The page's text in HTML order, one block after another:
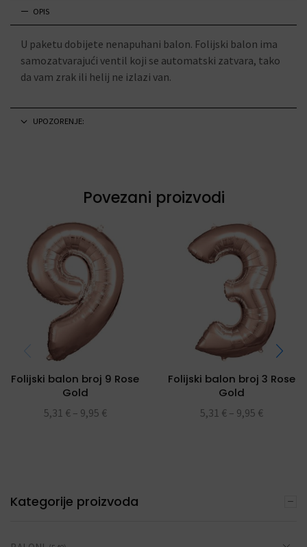
OPIS
U paketu dobijete nenapuhani balon. Folijski balon ima
samozatvarajući ventil koji se automatski zatvara, tako
da vam zrak ili helij ne izlazi van.
UPOZORENJE:
Povezani proizvodi
Folijski balon broj 9 Rose
Gold
5,31 € – 9,95 €
Folijski balon broj 3 Rose
Gold
5,31 € – 9,95 €
Kategorije proizvoda